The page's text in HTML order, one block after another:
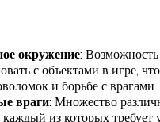
окружение: Возможность
с объектами в игре,
и борьбе с врагами.
враги: Множество
из которых требует